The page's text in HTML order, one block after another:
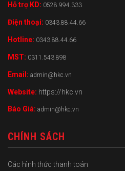
Hỗ trợ KD: 0528.994.333
Điện thoại: 0343.88.44.66
Hotline: 0343.88.44.66
MST: 0311.543.898
Email: admin@hkc.vn
Website: https://hkc.vn
Báo Giá: admin@hkc.vn
CHÍNH SÁCH
Các hình thức thanh toán